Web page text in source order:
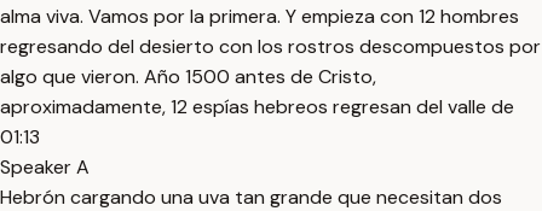
alma viva. Vamos por la primera. Y empieza con 12 hombres
regresando del desierto con los rostros descompuestos por
algo que vieron. Año 1500 antes de Cristo,
aproximadamente, 12 espías hebreos regresan del valle de
01:13
Speaker A
Hebrón cargando una uva tan grande que necesitan dos